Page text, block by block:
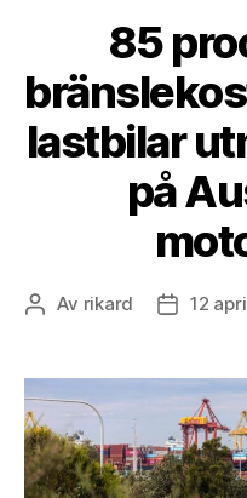
85
lastbilar
på
Inläggsförfattare
Av rikard 12